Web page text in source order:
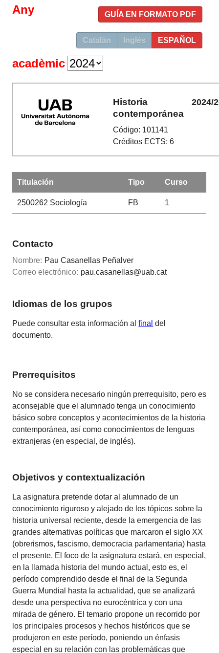
GUÍA EN FORMATO PDF
Catalán Inglés ESPAÑOL
Any
acadèmic
Historia
contemporánea
Código: 101141
Créditos ECTS: 6
2024/
Titulación Tipo Curso
2500262 Sociología FB 1
Contacto
Nombre: Pau Casanellas Peñalver
Correo electrónico: pau.casanellas@uab.cat
Idiomas de los grupos
Puede consultar esta información alfinal del
documento.
Prerrequisitos
No se considera necesario ningún prerrequisito, pero es
aconsejable que el alumnado tenga un conocimiento
básico sobre conceptos y acontecimientos de la historia
contemporánea, así como conocimientos de lenguas
extranjeras (en especial, de inglés).
Objetivos y contextualización
La asignatura pretende dotar al alumnado de un
conocimiento riguroso y alejado de los tópicos sobre la
historia universal reciente, desde la emergencia de las
grandes alternativas políticas que marcaron el siglo XX
(obrerismos, fascismo, democracia parlamentaria) hasta
el presente. El foco de la asignatura estará, en especial,
en la llamada historia del mundo actual, esto es, el
período comprendido desde el final de la Segunda
Guerra Mundial hasta la actualidad, que se analizará
desde una perspectiva no eurocéntrica y con una
mirada de género. El temario propone un recorrido por
los principales procesos y hechos históricos que se
produjeron en este período, poniendo un énfasis
especial en su relación con las problemáticas que